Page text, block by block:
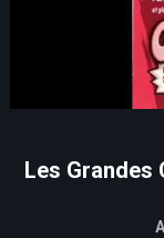
Les Grandes